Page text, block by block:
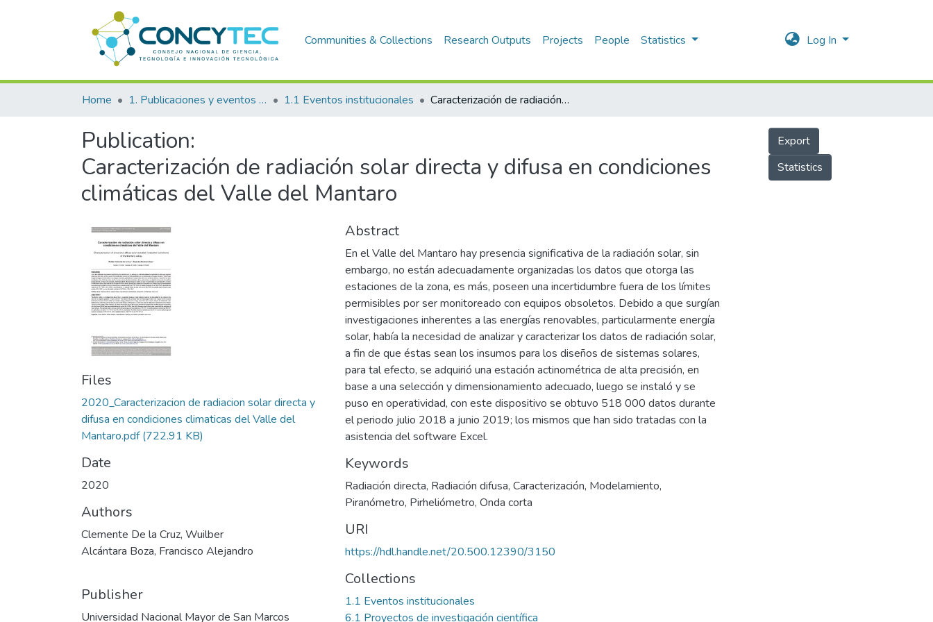
Communities & Collections Research Outputs Projects People Statistics Log In
Home 1. Publicaciones y eventos institucionales 1.1 Eventos institucionales Caracterización de radiación solar directa y difusa en condiciones climáticas del Valle del Mantaro
Publication:
Caracterización de radiación solar directa y difusa en condiciones
climáticas del Valle del Mantaro
Export
Statistics
Files
2020_Caracterizacion de radiacion solar directa y
difusa en condiciones climaticas del Valle del
Mantaro.pdf (722.91 KB)
Date
2020
Authors
Clemente De la Cruz, Wuilber
Alcántara Boza, Francisco Alejandro
Publisher
Universidad Nacional Mayor de San Marcos
Abstract
En el Valle del Mantaro hay presencia significativa de la radiación solar, sin
embargo, no están adecuadamente organizadas los datos que otorga las
estaciones de la zona, es más, poseen una incertidumbre fuera de los límites
permisibles por ser monitoreado con equipos obsoletos. Debido a que surgían
investigaciones inherentes a las energías renovables, particularmente energía
solar, había la necesidad de analizar y caracterizar los datos de radiación solar,
a fin de que éstas sean los insumos para los diseños de sistemas solares,
para tal efecto, se adquirió una estación actinométrica de alta precisión, en
base a una selección y dimensionamiento adecuado, luego se instaló y se
puso en operatividad, con este dispositivo se obtuvo 518 000 datos durante
el periodo julio 2018 a junio 2019; los mismos que han sido tratadas con la
asistencia del software Excel.
Keywords
Radiación directa, Radiación difusa, Caracterización, Modelamiento,
Piranómetro, Pirheliómetro, Onda corta
URI
https://hdl.handle.net/20.500.12390/3150
Collections
1.1 Eventos institucionales
6.1 Proyectos de investigación científica